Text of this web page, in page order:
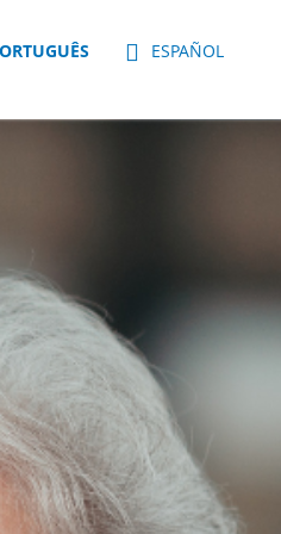
ESPAÑOL